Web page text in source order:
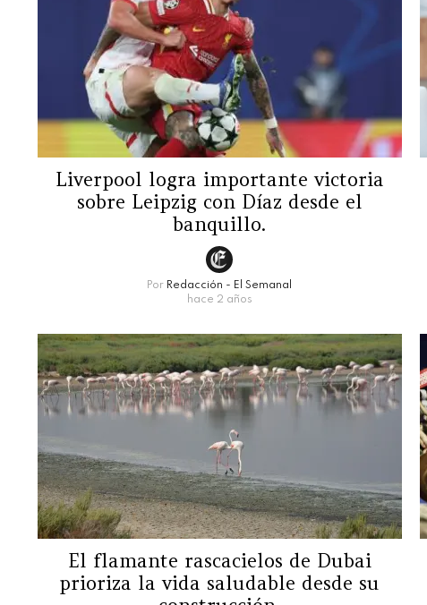
Liverpool logra importante victoria
sobre Leipzig con Díaz desde el
banquillo.
Por Redacción - El Semanal
hace 2 años
El flamante rascacielos de Dubai
prioriza la vida saludable desde su